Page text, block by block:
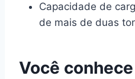
Capacidade de
de mais de duas
Você